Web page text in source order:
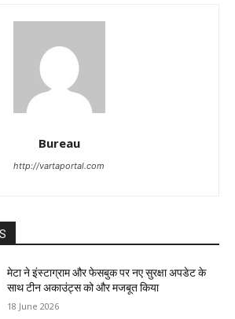
Bureau
http://vartaportal.com
मेटा ने इंस्टाग्राम और फेसबुक पर नए सुरक्षा अपडेट के
साथ टीन अकाउंट्स को और मजबूत किया
18 June 2026